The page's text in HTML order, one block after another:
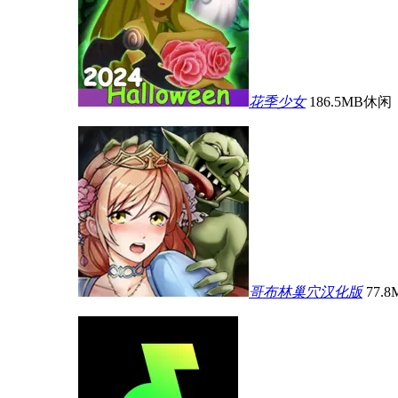
花季少女 186.5MB休闲
哥布林巢穴汉化版